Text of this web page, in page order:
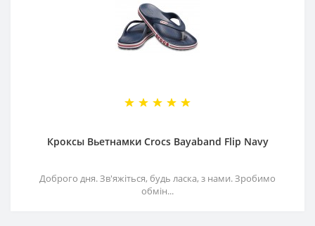
Кроксы Вьетнамки Crocs Bayaband Flip Navy
Доброго дня. Зв'яжіться, будь ласка, з нами. Зробимо
обмін...